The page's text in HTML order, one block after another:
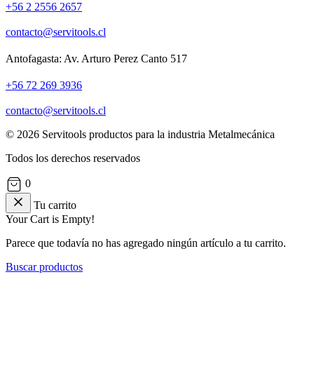
+56 2 2556 2657
contacto@servitools.cl
Antofagasta: Av. Arturo Perez Canto 517
+56 72 269 3936
contacto@servitools.cl
© 2026 Servitools productos para la industria Metalmecánica
Todos los derechos reservados
0
Tu carrito
Your Cart is Empty!
Parece que todavía no has agregado ningún artículo a tu carrito.
Buscar productos